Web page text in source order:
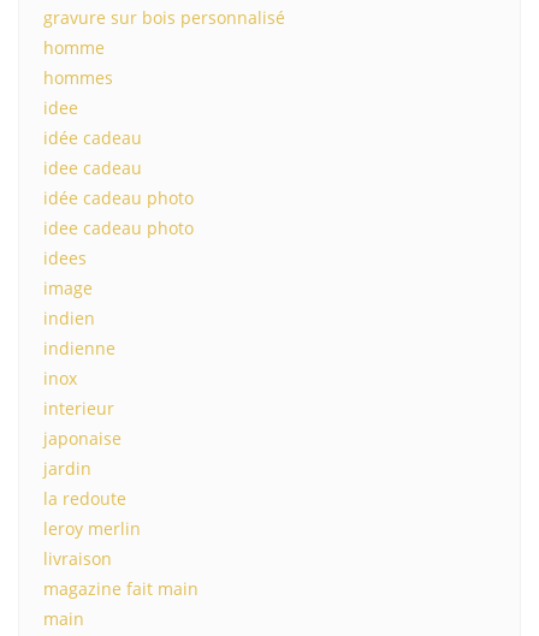
gravure sur bois personnalisé
homme
hommes
idee
idée cadeau
idee cadeau
idée cadeau photo
idee cadeau photo
idees
image
indien
indienne
inox
interieur
japonaise
jardin
la redoute
leroy merlin
livraison
magazine fait main
main